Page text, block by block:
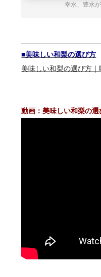
幸水、豊水
■美味しい和梨の選び方
美味しい和梨の選び方｜
動画：美味しい和梨の選